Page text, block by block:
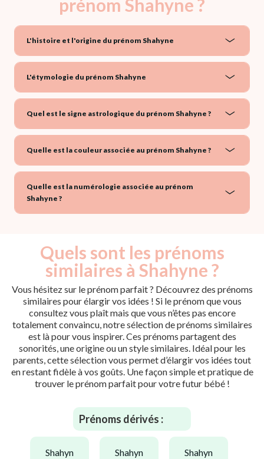
prénom Shahyne ?
L'histoire et l'origine du prénom Shahyne
L'étymologie du prénom Shahyne
Quel est le signe astrologique du prénom Shahyne ?
Quelle est la couleur associée au prénom Shahyne ?
Quelle est la numérologie associée au prénom
Shahyne ?
Quels sont les prénoms
similaires à Shahyne ?
Vous hésitez sur le prénom parfait ? Découvrez des prénoms
similaires pour élargir vos idées ! Si le prénom que vous
consultez vous plaît mais que vous n’êtes pas encore
totalement convaincu, notre sélection de prénoms similaires
est là pour vous inspirer. Ces prénoms partagent des
sonorités, une origine ou un style similaires. Idéal pour les
parents, cette sélection vous permet d’élargir vos idées tout
en restant fidèle à vos goûts. Une façon simple et pratique de
trouver le prénom parfait pour votre futur bébé !
Prénoms dérivés :
shahyn shahyn shahyn